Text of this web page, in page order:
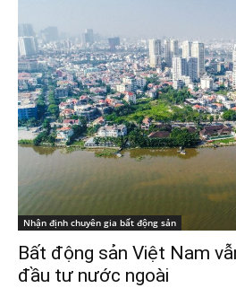
Nhận định chuyên gia bất động sản
Bất động sản Việt Nam
đầu tư nước ngoài